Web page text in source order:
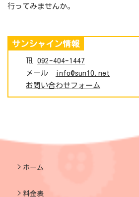
行ってみませんか。
サンシャイン情報
℡ 092-404-1447
メール
info@sun10.net
お問い合わせフォーム
ホーム
料金表